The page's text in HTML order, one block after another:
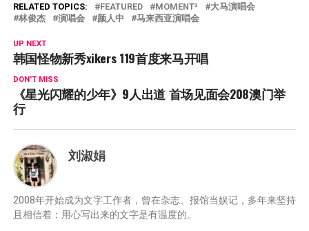
RELATED TOPICS: FEATURED MOMENT³
大马演唱会
林俊杰
演唱会 颜人中 马来西亚演唱会
UP NEXT
韩国怪物新秀xikers 119首度来马开唱
DON'T MISS
《星光闪耀的少年》9人出道 首场见面会208澳门举
行
刘淑娟
2008年开始成为文字工作者，曾在杂志、报馆当娱记，多年来坚持
且相信着：用心写出来的文字是有温度的。